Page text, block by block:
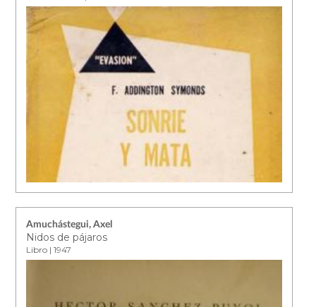
Amuchástegui, Axel
Nidos de pájaros
Libro | 1947